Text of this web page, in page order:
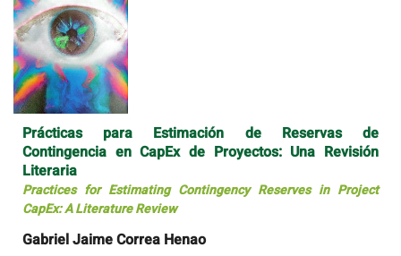
Prácticas para Estimación de Reservas de
Contingencia en CapEx de Proyectos: Una Revisión
Literaria
Practices for Estimating Contingency Reserves in Project
CapEx: A Literature Review
Gabriel Jaime Correa Henao